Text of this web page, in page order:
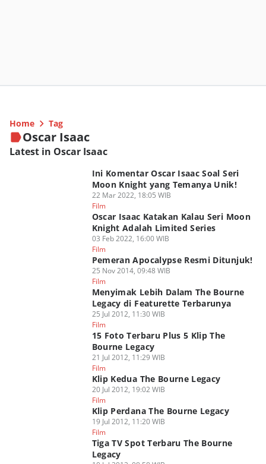
Home Tag
Oscar Isaac
Latest in Oscar Isaac
Ini Komentar Oscar Isaac Soal Seri
Moon Knight yang Temanya Unik!
22 Mar 2022, 18:05 WIB
Film
Oscar Isaac Katakan Kalau Seri Moon
Knight Adalah Limited Series
03 Feb 2022, 16:00 WIB
Film
Pemeran Apocalypse Resmi Ditunjuk!
25 Nov 2014, 09:48 WIB
Film
Menyimak Lebih Dalam The Bourne
Legacy di Featurette Terbarunya
25 Jul 2012, 11:30 WIB
Film
15 Foto Terbaru Plus 5 Klip The
Bourne Legacy
21 Jul 2012, 11:29 WIB
Film
Klip Kedua The Bourne Legacy
20 Jul 2012, 19:02 WIB
Film
Klip Perdana The Bourne Legacy
19 Jul 2012, 11:20 WIB
Film
Tiga TV Spot Terbaru The Bourne
Legacy